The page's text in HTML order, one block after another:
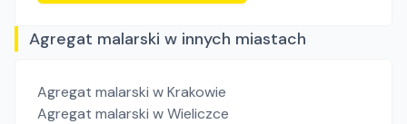
Agregat malarski w innych miastach
Agregat malarski w Krakowie
Agregat malarski w Wieliczce